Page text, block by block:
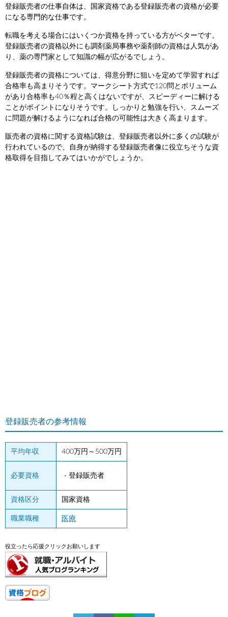
登録販売者の仕事自体は、国家資格である登録販売者の資格が必要
になる専門的な仕事です。
転職を考える場合にはいくつか資格を持っている方がベターです。
登録販売者の資格以外にも調剤薬局事務や薬剤師の資格は人気があ
り、薬の専門家として知識の幅が広がるでしょう。
登録販売者の資格については、得意分野に狙いを定めて学習すれば
合格率も高まりそうです。マークシート方式で120問とボリューム
があり合格率も40％程と高くはないですが、スピーディーに解ける
ことがポイントになりそうです。しっかりと勉強を行い、スムーズ
に問題が解けるようになれば合格の可能性は大きく高まります。
販売者の資格に関する資格試験は、登録販売者以外に多くの試験が
行われているので、自身が納得する登録販売者像に役立ちそうな資
格取得を目指してみてはいかがでしょうか。
登録販売者の参考情報
平均年収 400万円～500万円
必要資格 登録販売者
資格区分 国家資格
職業職種 医療
役立ったら応援クリックお願いします